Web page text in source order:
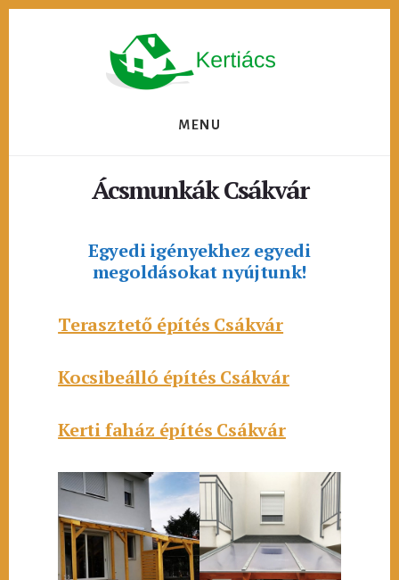
MENU
Ácsmunkák Csákvár
Egyedi igényekhez egyedi
megoldásokat nyújtunk!
Terasztető építés Csákvár
Kocsibeálló építés Csákvár
Kerti faház építés Csákvár